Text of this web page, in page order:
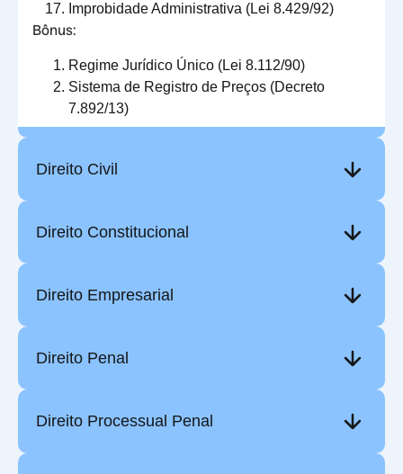
Improbidade Administrativa (Lei 8.429/92)
Bônus:
Regime Jurídico Único (Lei 8.112/90)
Sistema de Registro de Preços (Decreto
7.892/13)
Direito Civil
Direito Constitucional
Direito Empresarial
Direito Penal
Direito Processual Penal